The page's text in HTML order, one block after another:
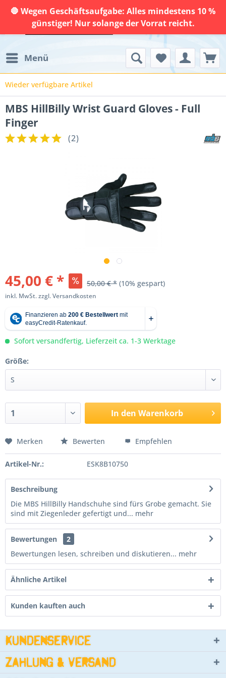
🛑 Wegen Geschäftsaufgabe: Alles mindestens 10 %
günstiger! Nur solange der Vorrat reicht.
Menü
Wieder verfügbare Artikel
MBS HillBilly Wrist Guard Gloves - Full
Finger
(2)
45,00 € * 50,00 € * (10% gespart)
inkl. MwSt.zzgl. Versandkosten
Sofort versandfertig, Lieferzeit ca. 1-3 Werktage
Größe:
In den Warenkorb
Merken Bewerten Empfehlen
Artikel-Nr.: ESK8B10750
Beschreibung
Die MBS HillBilly Handschuhe sind fürs Grobe gemacht. Sie
sind mit Ziegenleder gefertigt und... mehr
Bewertungen
2
Bewertungen lesen, schreiben und diskutieren... mehr
Ähnliche Artikel
Kunden kauften auch
Kundenservice
Zahlung & Versand